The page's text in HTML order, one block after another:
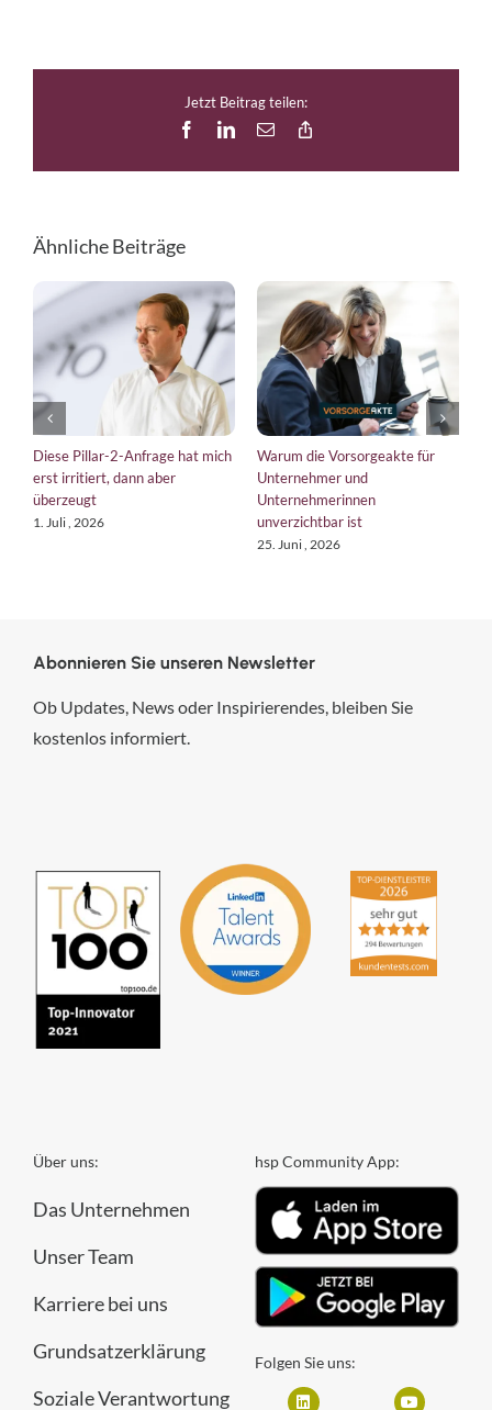
Jetzt Beitrag teilen:
FacebookLinkedIn
E-
Ähnliche Beiträge
2-Anfrage hat mich
dann aber
Warum die Vorsorgeakte für
Unternehmer und
Unternehmerinnen
unverzichtbar ist
EU-
Abonnieren Sie unseren Newsletter
Ob Updates, News oder Inspirierendes, bleiben Sie
kostenlos informiert.
Über uns:
Das Unternehmen
Unser Team
Karriere bei uns
Grundsatzerklärung
Soziale Verantwortung
hsp Community App:
Folgen Sie uns: